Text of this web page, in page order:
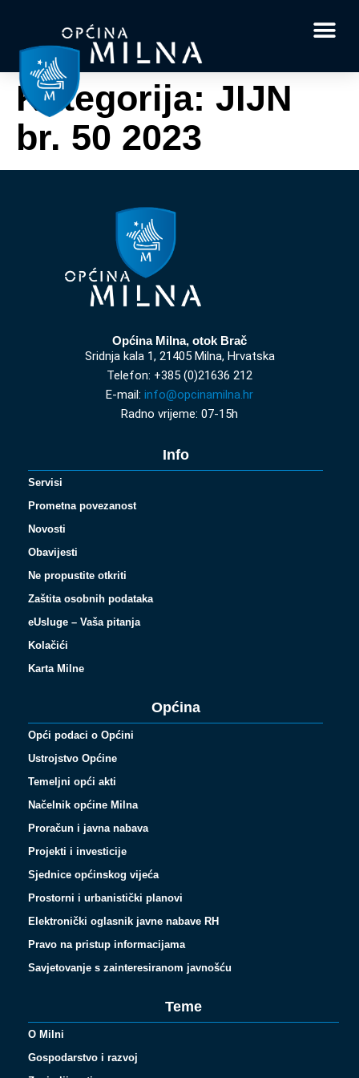
Kategorija: JIJN
br. 50 2023
Općina Milna, otok Brač
Sridnja kala 1, 21405 Milna, Hrvatska
Telefon: +385 (0)21636 212
E-mail: info@opcinamilna.hr
Radno vrijeme: 07-15h
Info
Servisi
Prometna povezanost
Novosti
Obavijesti
Ne propustite otkriti
Zaštita osobnih podataka
eUsluge – Vaša pitanja
Kolačići
Karta Milne
Općina
Opći podaci o Općini
Ustrojstvo Općine
Temeljni opći akti
Načelnik općine Milna
Proračun i javna nabava
Projekti i investicije
Sjednice općinskog vijeća
Prostorni i urbanistički planovi
Elektronički oglasnik javne nabave RH
Pravo na pristup informacijama
Savjetovanje s zainteresiranom javnošću
Teme
O Milni
Gospodarstvo i razvoj